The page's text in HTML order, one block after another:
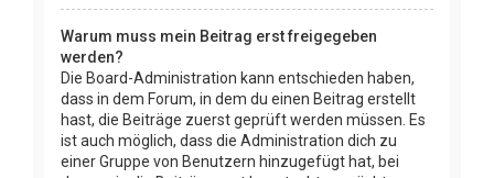
Warum muss mein Beitrag erst freigegeben
werden?
Die Board-Administration kann entschieden haben,
dass in dem Forum, in dem du einen Beitrag erstellt
hast, die Beiträge zuerst geprüft werden müssen. Es
ist auch möglich, dass die Administration dich zu
einer Gruppe von Benutzern hinzugefügt hat, bei